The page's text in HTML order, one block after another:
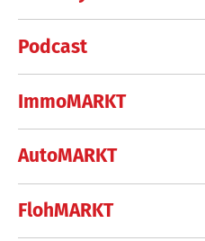
Podcast
ImmoMARKT
AutoMARKT
FlohMARKT